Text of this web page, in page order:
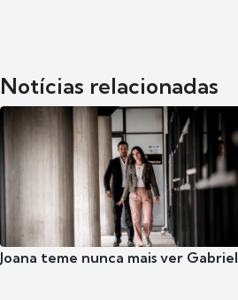
Notícias relacionadas
Joana teme nunca mais ver Gabriel